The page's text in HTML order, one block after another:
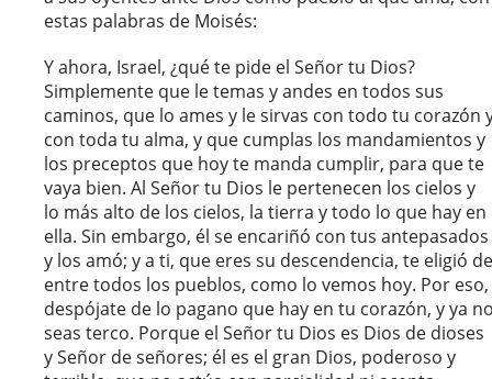
estas palabras de Moisés:
Y ahora, Israel, ¿qué te pide el Señor tu Dios?
Simplemente que le temas y andes en todos sus
caminos, que lo ames y le sirvas con todo tu corazón
con toda tu alma, y que cumplas los mandamientos y
los preceptos que hoy te manda cumplir, para que te
vaya bien. Al Señor tu Dios le pertenecen los cielos y
lo más alto de los cielos, la tierra y todo lo que hay en
ella. Sin embargo, él se encariñó con tus antepasados
y los amó; y a ti, que eres su descendencia, te eligió de
entre todos los pueblos, como lo vemos hoy. Por eso,
despójate de lo pagano que hay en tu corazón, y ya
seas terco. Porque el Señor tu Dios es Dios de dioses
y Señor de señores; él es el gran Dios, poderoso y